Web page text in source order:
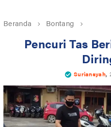
Beranda Bontang
Pencuri Tas
Suriansyah,